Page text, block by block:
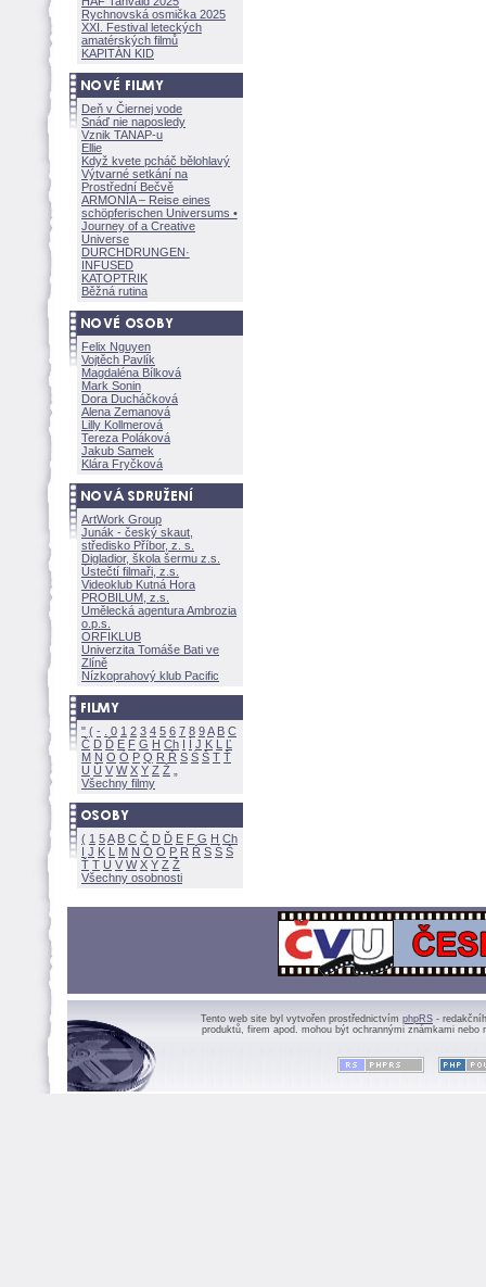
Rychnovská osmička 2025
XXI. Festival leteckých
amatérských filmů
KAPITÁN KID
Deň v Čiernej vode
Snáď nie naposledy
Vznik TANAP-u
Ellie
Když kvete pcháč bělohlavý
Výtvarné setkání na
Prostřední Bečvě
ARMONÍA – Reise eines
schöpferischen Universums •
Journey of a Creative
Universe
DURCHDRUNGEN·
INFUSED
KATOPTRIK
Běžná rutina
Felix Nguyen
Vojtěch Pavlík
Magdaléna Bílkov
Mark Sonin
Dora Ducháčkov
Alena Zemanov
Lilly Kollmerov
Tereza Polákov
Jakub Samek
Klára Fryčkov
ArtWork Group
Junák - český skaut,
středisko Příbor, z. s.
Digladior, škola šermu z.s.
Ústečtí filmaři, z.s.
Videoklub Kutná Hora
PROBILUM, z.s.
Umělecká agentura Ambrozia
o.p.s.
ORFIKLUB
Univerzita Tomáše Bati ve
Zlíně
Nízkoprahový klub Pacific
" ( - 0 1 2 3 4 5 6 7 8 9A B C
Č D Ď E F G H Ch I Í J K L
Ľ
M N O Ó P Q R Ř S Ś T Ť
U Ú V W X Y Z
Všechny filmy
( 1 5A B C Č D Ď E F G H Ch
I J K L M N Ó O P R Ř S Ś
Ť T U V W X Y Z
Všechny osobnosti
Tento web site byl vytvořen prostřednictvím phpRS -
produktů, firem apod. mohou být ochrannými známkami